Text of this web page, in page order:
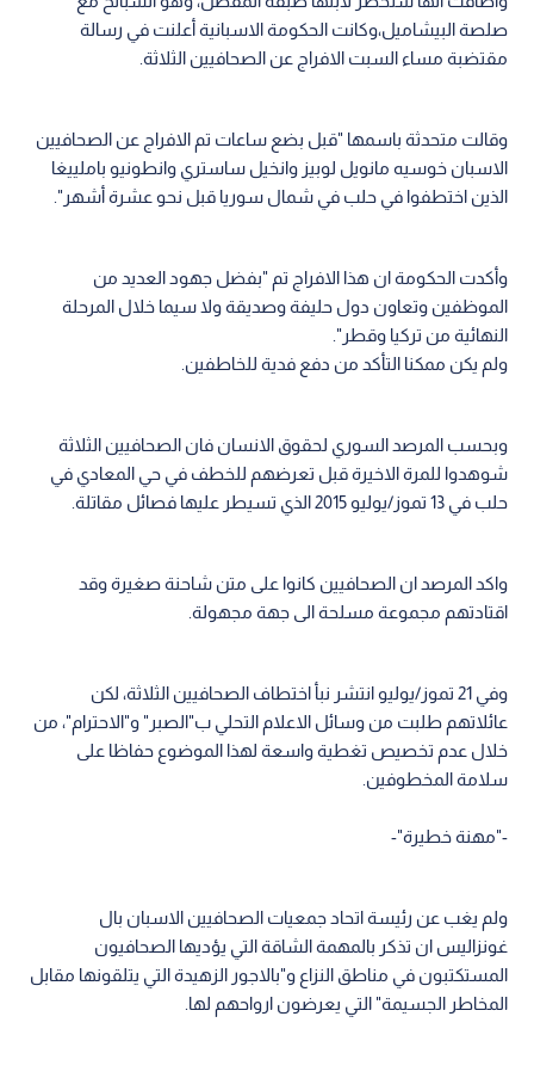
صلصة البيشاميل،وكانت الحكومة الاسبانية أعلنت في رسالة
مقتضبة مساء السبت الافراج عن الصحافيين الثلاثة.
وقالت متحدثة باسمها "قبل بضع ساعات تم الافراج عن الصحافيين
الاسبان خوسيه مانويل لوبيز وانخيل ساستري وانطونيو باملييغا
الذين اختطفوا في حلب في شمال سوريا قبل نحو عشرة أشهر".
وأكدت الحكومة ان هذا الافراج تم "بفضل جهود العديد من
الموظفين وتعاون دول حليفة وصديقة ولا سيما خلال المرحلة
النهائية من تركيا وقطر".
ولم يكن ممكنا التأكد من دفع فدية للخاطفين.
وبحسب المرصد السوري لحقوق الانسان فان الصحافيين الثلاثة
شوهدوا للمرة الاخيرة قبل تعرضهم للخطف في حي المعادي في
حلب في 13 تموز/يوليو 2015 الذي تسيطر عليها فصائل مقاتلة.
واكد المرصد ان الصحافيين كانوا على متن شاحنة صغيرة وقد
اقتادتهم مجموعة مسلحة الى جهة مجهولة.
وفي 21 تموز/يوليو انتشر نبأ اختطاف الصحافيين الثلاثة، لكن
عائلاتهم طلبت من وسائل الاعلام التحلي ب"الصبر" و"الاحترام"، من
خلال عدم تخصيص تغطية واسعة لهذا الموضوع حفاظا على
سلامة المخطوفين.
-"مهنة خطيرة"-
ولم يغب عن رئيسة اتحاد جمعيات الصحافيين الاسبان بال
غونزاليس ان تذكر بالمهمة الشاقة التي يؤديها الصحافيون
المستكتبون في مناطق النزاع و"بالاجور الزهيدة التي يتلقونها مقابل
المخاطر الجسيمة" التي يعرضون ارواحهم لها.